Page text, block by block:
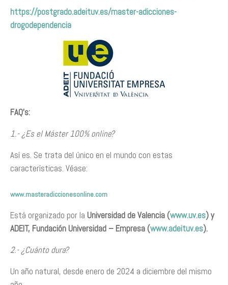
https://postgrado.adeituv.es/master-adicciones-
drogodependencia
FAQ’s:
1.- ¿Es el Máster 100% online?
Así es. Se trata del único en el mundo con estas
características. Véase:
www.masteradiccionesonline.com
Está organizado por la Universidad de Valencia (www.uv.es) y
ADEIT, Fundación Universidad – Empresa (www.adeituv.es).
2.- ¿Cuánto dura?
Un año natural, desde enero de 2024 a diciembre del mismo